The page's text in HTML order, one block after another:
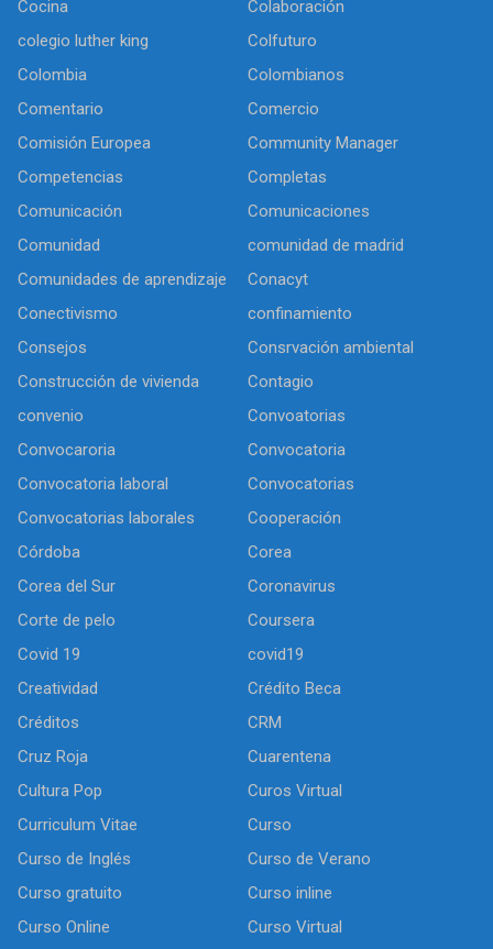
Cocina
Colaboración
colegio luther king
Colfuturo
Colombia
Colombianos
Comentario
Comercio
Comisión Europea
Community Manager
Competencias
Completas
Comunicación
Comunicaciones
Comunidad
comunidad de madrid
Comunidades de aprendizaje
Conacyt
Conectivismo
confinamiento
Consejos
Consrvación ambiental
Construcción de vivienda
Contagio
convenio
Convoatorias
Convocaroria
Convocatoria
Convocatoria laboral
Convocatorias
Convocatorias laborales
Cooperación
Córdoba
Corea
Corea del Sur
Coronavirus
Corte de pelo
Coursera
Covid 19
covid19
Creatividad
Crédito Beca
Créditos
CRM
Cruz Roja
Cuarentena
Cultura Pop
Curos Virtual
Curriculum Vitae
Curso
Curso de Inglés
Curso de Verano
Curso gratuito
Curso inline
Curso Online
Curso Virtual